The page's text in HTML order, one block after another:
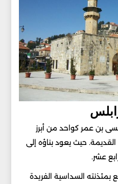
بن عمر كواحد من أبرز
حيث يعود بناؤه إلى
عشر.
بمئذنته السداسية الفريدة